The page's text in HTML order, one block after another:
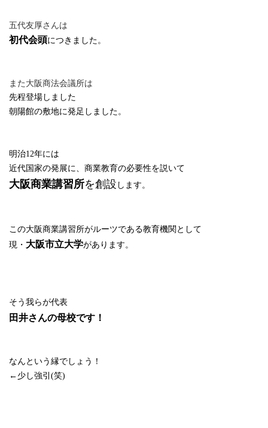
五代友厚さんは
初代会頭につきました。
また大阪商法会議所は
先程登場しました
朝陽館の敷地に発足しました。
明治12年には
近代国家の発展に、商業教育の必要性を説いて
大阪商業講習所を創設 します。
この大阪商業講習所がルーツである教育機関として
現・ 大阪市立大学があります。
そう我らが代表
田井さんの母校です！
なんという縁でしょう！
← 少し強引 (笑)